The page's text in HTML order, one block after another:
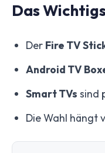
Das
Der Fire TV
Android TV
Smart TVs sind
Die Wahl hängt